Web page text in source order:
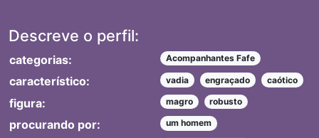
Descreve o perfil:
categorias: Acompanhantes Fafe
característico: vadia engraçado caótico
figura: magro robusto
procurando por: um homem